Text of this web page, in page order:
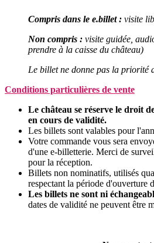
Compris dans le e.billet : visite
Non compris : visite guidée,
prendre à la caisse du château)
Le billet ne donne pas la priorité
Conditions particulières de vente
Le château se réserve le droit
en cours de validité.
Les billets sont valables pour
Votre commande vous sera
d'une e-billetterie. Merci de
pour la réception.
Billets non nominatifs, utilisés
respectant la période d'ouverture
Les billets ne sont ni
dates de validité ne peuvent être